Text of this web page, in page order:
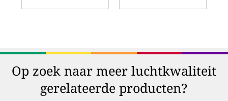
Op zoek naar meer luchtkwaliteit
gerelateerde producten?